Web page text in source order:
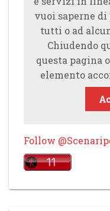
vuoi saperne di
tutti o ad
Chiudendo
questa pagina
elemento
Follow